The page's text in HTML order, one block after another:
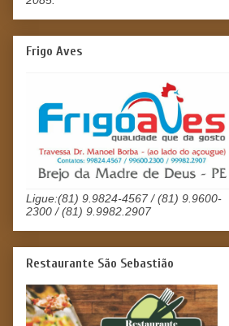
Frigo Aves
Ligue:(81) 9.9824-4567 / (81) 9.9600-
2300 / (81) 9.9982.2907
Restaurante São Sebastião